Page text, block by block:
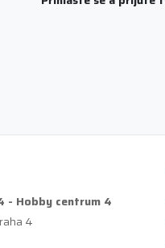
- Hobby centrum 4
4